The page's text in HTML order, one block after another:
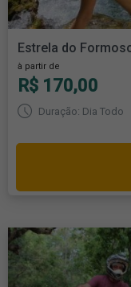
Estrela do
à partir de
R$ 170,00
Duração: Dia Todo